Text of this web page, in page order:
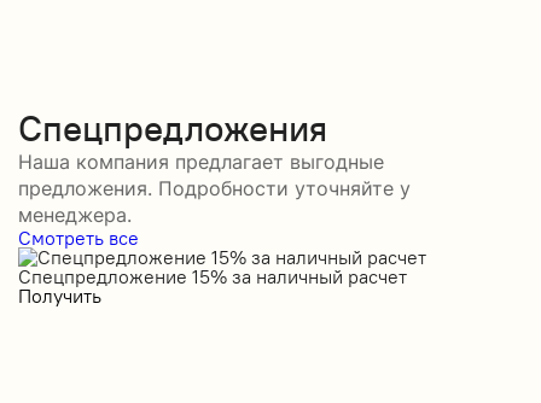
Спецпредложения
Наша компания предлагает выгодные
предложения. Подробности уточняйте у
менеджера.
Смотреть все
Спецпредложение 15% за наличный расчет
Получить